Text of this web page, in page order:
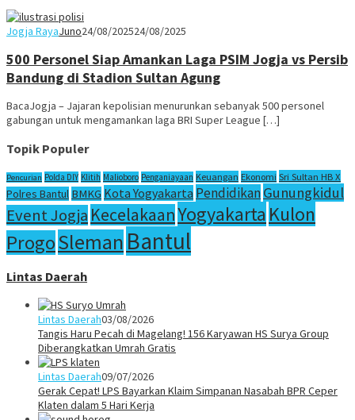
Jogja RayaJuno24/08/202524/08/2025
500 Personel Siap Amankan Laga PSIM Jogja vs Persib
Bandung di Stadion Sultan Agung
BacaJogja – Jajaran kepolisian menurunkan sebanyak 500 personel
gabungan untuk mengamankan laga BRI Super League […]
Topik Populer
Pencurian Polda DIY Klitih Malioboro Penganiayaan Keuangan Ekonomi Sri Sultan HB X
Polres Bantul BMKG Kota Yogyakarta PendidikanGunungkidul
Event Jogja KecelakaanYogyakarta Kulon
ProgoSleman Bantul
Lintas Daerah
Lintas Daerah03/08/2026
Tangis Haru Pecah di Magelang! 156 Karyawan HS Surya Group
Diberangkatkan Umrah Gratis
Lintas Daerah09/07/2026
Gerak Cepat! LPS Bayarkan Klaim Simpanan Nasabah BPR Ceper
Klaten dalam 5 Hari Kerja